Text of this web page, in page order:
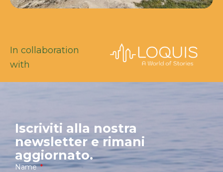
In collaboration
with
Iscriviti alla nostra
newsletter e rimani
aggiornato.
Name